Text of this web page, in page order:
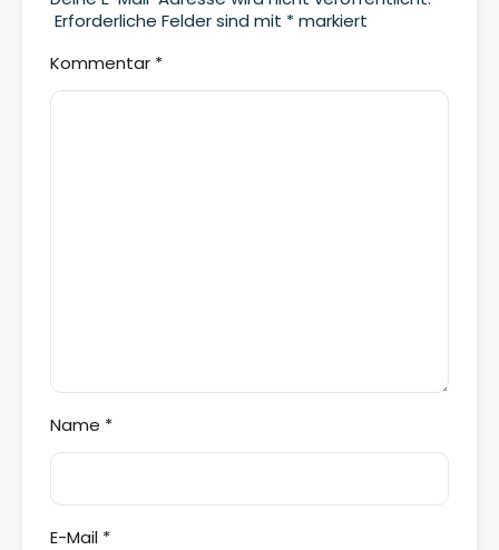
Erforderliche Felder sind mit *markiert
Kommentar *
Name *
E-Mail *